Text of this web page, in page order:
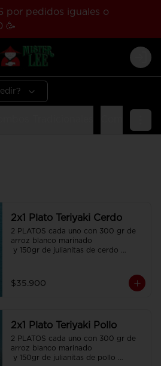
por pedidos iguales o
🥳
2x1 Plato Teriyaki Cerdo
2 PLATOS cada uno con 300 gr de
arroz blanco marinado
y 150gr de julianitas de cerdo
$35.900
2x1 Plato Teriyaki Pollo
2 PLATOS cada uno con 300 gr de
arroz blanco marinado
y 150gr de julianitas de pollo